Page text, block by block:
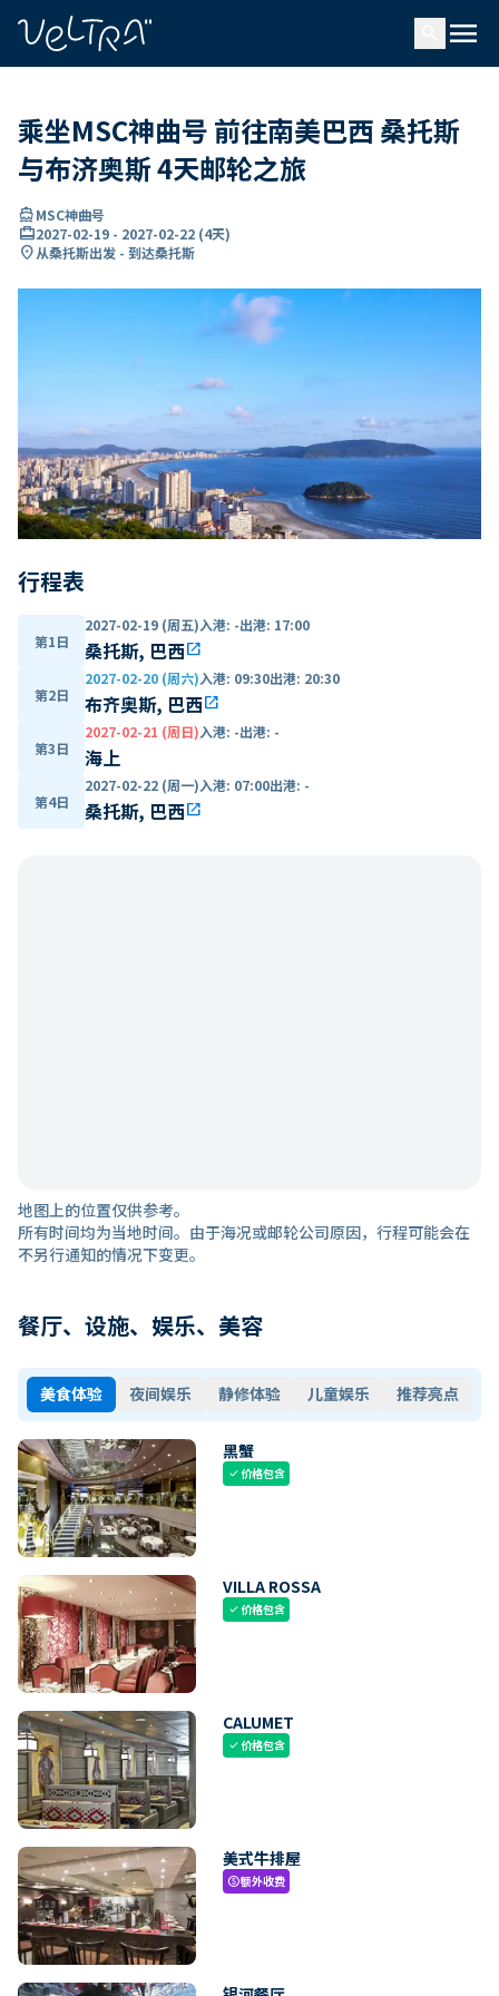
menu
乘坐MSC神曲号 前往南美巴西 桑托斯
与布济奥斯 4天邮轮之旅
directions_boatMSC神曲号
card_travel2027-02-19 - 2027-02-22 (4天)
location_on从桑托斯出发 - 到达桑托斯
行程表
第1日
2027-02-19 (周五)入港: -出港: 17:00
桑托斯, 巴西open_in_new
第2日
2027-02-20 (周六)入港: 09:30出港: 20:30
布齐奥斯, 巴西open_in_new
第3日
2027-02-21 (周日)入港: -出港: -
海上
第4日
2027-02-22 (周一)入港: 07:00出港: -
桑托斯, 巴西open_in_new
地图上的位置仅供参考。
所有时间均为当地时间。由于海况或邮轮公司原因，行程可能会在
不另行通知的情况下变更。
餐厅、设施、娱乐、美容
美食体验 夜间娱乐 静修体验 儿童娱乐 推荐亮点
黑蟹
check价格包含
VILLA ROSSA
check价格包含
CALUMET
check价格包含
美式牛排屋
paid额外收费